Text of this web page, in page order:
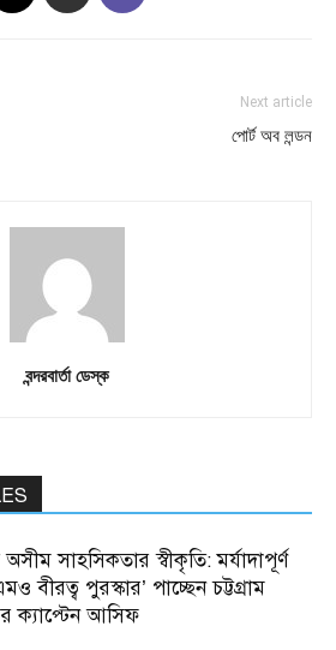
Next article
পোর্ট অব লন্ডন
বন্দরবার্তা ডেস্ক
অসীম সাহসিকতার স্বীকৃতি: মর্যাদাপূর্ণ
বীরত্ব পুরস্কার’ পাচ্ছেন চট্টগ্রাম
ক্যাপ্টেন আসিফ